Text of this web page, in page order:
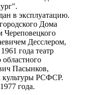
в эксплуатацию.
Дома
Череповецкого
Десслером,
года театр
Пасынков,
культуры РСФСР.
года.